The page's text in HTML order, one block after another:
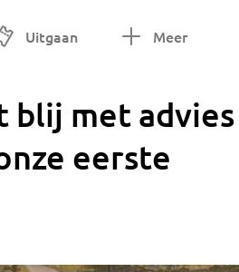
Uitgaan Meer
blij met advies
eerste